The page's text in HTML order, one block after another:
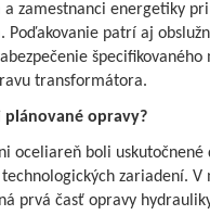
zamestnanci energetiky
Poďakovanie patrí aj
špecifikovaného
transformátora.
opravy?
oceliareň boli uskutočnené
zariadení.
prvá časť opravy